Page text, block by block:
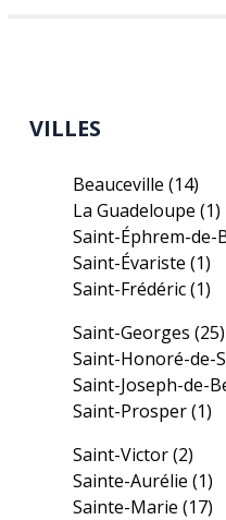
VILLES
Beauceville(14)
La Guadeloupe(1)
Saint-Éphrem-de-
Saint-Évariste(1)
Saint-Frédéric(1)
Saint-Georges(25)
Saint-Honoré-de-
Saint-Joseph-de-
Saint-Prosper(1)
Saint-Victor(2)
Sainte-Aurélie(1)
Sainte-Marie(17)